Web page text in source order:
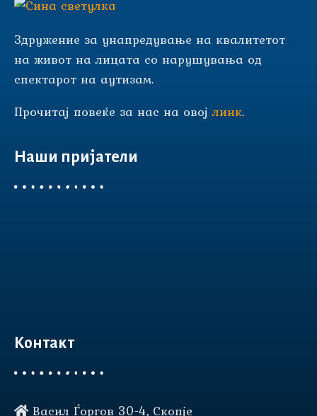
Здружение за унапредување на квалитетот
на живот на лицата со нарушувања од
спектарот на аутизам.
Прочитај повеќе за нас на овојлинк.
Наши пријатели
Контакт
Васил Ѓоргов 30-4, Скопје